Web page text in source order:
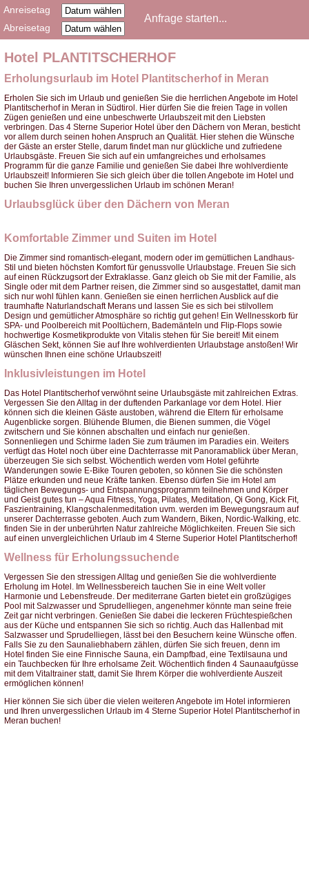
Anreisetag
Abreisetag
Hotel PLANTITSCHERHOF
Erholungsurlaub im Hotel Plantitscherhof in Meran
Erholen Sie sich im Urlaub und genießen Sie die herrlichen Angebote im Hotel
Plantitscherhof in Meran in Südtirol. Hier dürfen Sie die freien Tage in vollen
Zügen genießen und eine unbeschwerte Urlaubszeit mit den Liebsten
verbringen. Das 4 Sterne Superior Hotel über den Dächern von Meran, besticht
vor allem durch seinen hohen Anspruch an Qualität. Hier stehen die Wünsche
der Gäste an erster Stelle, darum findet man nur glückliche und zufriedene
Urlaubsgäste. Freuen Sie sich auf ein umfangreiches und erholsames
Programm für die ganze Familie und genießen Sie dabei Ihre wohlverdiente
Urlaubszeit! Informieren Sie sich gleich über die tollen Angebote im Hotel und
buchen Sie Ihren unvergesslichen Urlaub im schönen Meran!
Urlaubsglück über den Dächern von Meran
Komfortable Zimmer und Suiten im Hotel
Die Zimmer sind romantisch-elegant, modern oder im gemütlichen Landhaus-
Stil und bieten höchsten Komfort für genussvolle Urlaubstage. Freuen Sie sich
auf einen Rückzugsort der Extraklasse. Ganz gleich ob Sie mit der Familie, als
Single oder mit dem Partner reisen, die Zimmer sind so ausgestattet, damit man
sich nur wohl fühlen kann. Genießen sie einen herrlichen Ausblick auf die
traumhafte Naturlandschaft Merans und lassen Sie es sich bei stilvollem
Design und gemütlicher Atmosphäre so richtig gut gehen! Ein Wellnesskorb für
SPA- und Poolbereich mit Pooltüchern, Bademänteln und Flip-Flops sowie
hochwertige Kosmetikprodukte von Vitalis stehen für Sie bereit! Mit einem
Gläschen Sekt, können Sie auf Ihre wohlverdienten Urlaubstage anstoßen! Wir
wünschen Ihnen eine schöne Urlaubszeit!
Inklusivleistungen im Hotel
Das Hotel Plantitscherhof verwöhnt seine Urlaubsgäste mit zahlreichen Extras.
Vergessen Sie den Alltag in der duftenden Parkanlage vor dem Hotel. Hier
können sich die kleinen Gäste austoben, während die Eltern für erholsame
Augenblicke sorgen. Blühende Blumen, die Bienen summen, die Vögel
zwitschern und Sie können abschalten und einfach nur genießen.
Sonnenliegen und Schirme laden Sie zum träumen im Paradies ein. Weiters
verfügt das Hotel noch über eine Dachterrasse mit Panoramablick über Meran,
überzeugen Sie sich selbst. Wöchentlich werden vom Hotel geführte
Wanderungen sowie E-Bike Touren geboten, so können Sie die schönsten
Plätze erkunden und neue Kräfte tanken. Ebenso dürfen Sie im Hotel am
täglichen Bewegungs- und Entspannungsprogramm teilnehmen und Körper
und Geist gutes tun – Aqua Fitness, Yoga, Pilates, Meditation, Qi Gong, Kick Fit,
Faszientraining, Klangschalenmeditation uvm. werden im Bewegungsraum auf
unserer Dachterrasse geboten. Auch zum Wandern, Biken, Nordic-Walking, etc.
finden Sie in der unberührten Natur zahlreiche Möglichkeiten. Freuen Sie sich
auf einen unvergleichlichen Urlaub im 4 Sterne Superior Hotel Plantitscherhof!
Wellness für Erholungssuchende
Vergessen Sie den stressigen Alltag und genießen Sie die wohlverdiente
Erholung im Hotel. Im Wellnessbereich tauchen Sie in eine Welt voller
Harmonie und Lebensfreude. Der mediterrane Garten bietet ein großzügiges
Pool mit Salzwasser und Sprudelliegen, angenehmer könnte man seine freie
Zeit gar nicht verbringen. Genießen Sie dabei die leckeren Früchtespießchen
aus der Küche und entspannen Sie sich so richtig. Auch das Hallenbad mit
Salzwasser und Sprudelliegen, lässt bei den Besuchern keine Wünsche offen.
Falls Sie zu den Saunaliebhabern zählen, dürfen Sie sich freuen, denn im
Hotel finden Sie eine Finnische Sauna, ein Dampfbad, eine Textilsauna und
ein Tauchbecken für Ihre erholsame Zeit. Wöchentlich finden 4 Saunaaufgüsse
mit dem Vitaltrainer statt, damit Sie Ihrem Körper die wohlverdiente Auszeit
ermöglichen können!
Hier können Sie sich über die vielen weiteren Angebote im Hotel informieren
und Ihren unvergesslichen Urlaub im 4 Sterne Superior Hotel Plantitscherhof in
Meran buchen!